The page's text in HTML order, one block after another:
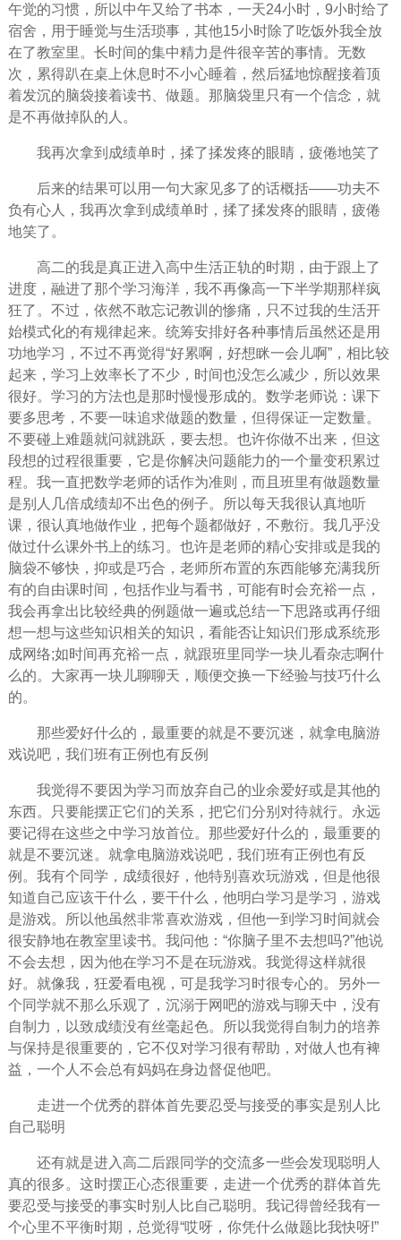
午觉的习惯，所以中午又给了书本，一天24小时，9小时给了
宿舍，用于睡觉与生活琐事，其他15小时除了吃饭外我全放
在了教室里。长时间的集中精力是件很辛苦的事情。无数
次，累得趴在桌上休息时不小心睡着，然后猛地惊醒接着顶
着发沉的脑袋接着读书、做题。那脑袋里只有一个信念，就
是不再做掉队的人。
我再次拿到成绩单时，揉了揉发疼的眼睛，疲倦地笑了
后来的结果可以用一句大家见多了的话概括——功夫不
负有心人，我再次拿到成绩单时，揉了揉发疼的眼睛，疲倦
地笑了。
高二的我是真正进入高中生活正轨的时期，由于跟上了
进度，融进了那个学习海洋，我不再像高一下半学期那样疯
狂了。不过，依然不敢忘记教训的惨痛，只不过我的生活开
始模式化的有规律起来。统筹安排好各种事情后虽然还是用
功地学习，不过不再觉得“好累啊，好想眯一会儿啊”，相比较
起来，学习上效率长了不少，时间也没怎么减少，所以效果
很好。学习的方法也是那时慢慢形成的。数学老师说：课下
要多思考，不要一味追求做题的数量，但得保证一定数量。
不要碰上难题就问就跳跃，要去想。也许你做不出来，但这
段想的过程很重要，它是你解决问题能力的一个量变积累过
程。我一直把数学老师的话作为准则，而且班里有做题数量
是别人几倍成绩却不出色的例子。所以每天我很认真地听
课，很认真地做作业，把每个题都做好，不敷衍。我几乎没
做过什么课外书上的练习。也许是老师的精心安排或是我的
脑袋不够快，抑或是巧合，老师所布置的东西能够充满我所
有的自由课时间，包括作业与看书，可能有时会充裕一点，
我会再拿出比较经典的例题做一遍或总结一下思路或再仔细
想一想与这些知识相关的知识，看能否让知识们形成系统形
成网络;如时间再充裕一点，就跟班里同学一块儿看杂志啊什
么的。大家再一块儿聊聊天，顺便交换一下经验与技巧什么
的。
那些爱好什么的，最重要的就是不要沉迷，就拿电脑游
戏说吧，我们班有正例也有反例
我觉得不要因为学习而放弃自己的业余爱好或是其他的
东西。只要能摆正它们的关系，把它们分别对待就行。 永远
要记得在这些之中学习放首位。那些爱好什么的，最重要的
就是不要沉迷。就拿电脑游戏说吧，我们班有正例也有反
例。我有个同学，成绩很好，他特别喜欢玩游戏，但是他很
知道自己应该干什么，要干什么，他明白学习是学习，游戏
是游戏。所以他虽然非常喜欢游戏，但他一到学习时间就会
很安静地在教室里读书。我问他：“你脑子里不去想吗?”他说
不会去想，因为他在学习不是在玩游戏。我觉得这样就很
好。就像我，狂爱看电视，可是我学习时很专心的。另外一
个同学就不那么乐观了，沉溺于网吧的游戏与聊天中，没有
自制力，以致成绩没有丝毫起色。所以我觉得自制力的培养
与保持是很重要的，它不仅对学习很有帮助，对做人也有裨
益，一个人不会总有妈妈在身边督促他吧。
走进一个优秀的群体首先要忍受与接受的事实是别人比
自己聪明
还有就是进入高二后跟同学的交流多一些会发现聪明人
真的很多。这时摆正心态很重要，走进一个优秀的群体首先
要忍受与接受的事实时别人比自己聪明。我记得曾经我有一
个心里不平衡时期，总觉得“哎呀，你凭什么做题比我快呀!”